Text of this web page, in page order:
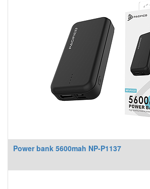
Power bank 5600mah NP-P1137